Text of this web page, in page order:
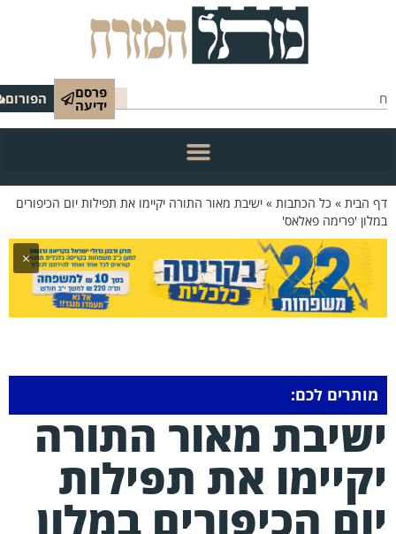
פרסם
ידיעה הפורום
הבית»כל הכתבות»ישיבת מאור התורה יקיימו את תפילות יום הכיפורים
'פרימה פאלאס'
×
מותרים לכם:
מאור התורה
את תפילות
הכיפורים במלון